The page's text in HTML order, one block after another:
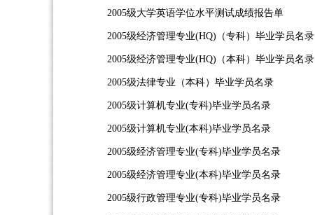
2005级大学英语学位水平测试成绩报告单
2005级经济管理专业(HQ)（专科）毕业学员名录
2005级经济管理专业(HQ)（本科）毕业学员名录
2005级法律专业（本科）毕业学员名录
2005级计算机专业(专科)毕业学员名录
2005级计算机专业(本科)毕业学员名录
2005级经济管理专业(专科)毕业学员名录
2005级经济管理专业(本科)毕业学员名录
2005级行政管理专业(专科)毕业学员名录